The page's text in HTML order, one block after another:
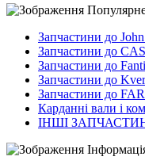
Запчастини до
Запчастини до
Запчастини до
Запчастини до
Запчастини до
Карданні вали і
ІНШІ